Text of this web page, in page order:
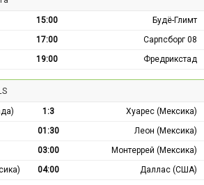
15:00
Будё-Глимт
17:00
Сарпсборг 08
19:00 Фредрикстад
1:3
Хуарес (Мексика)
01:30
Леон (Мексика)
03:00
Монтеррей (Мексика)
04:00 Даллас (США)